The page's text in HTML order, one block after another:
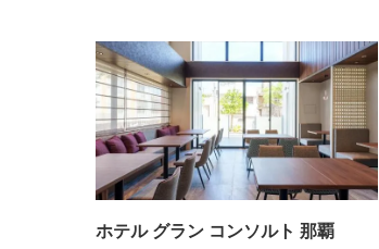
ホテル グラン コンソルト 那覇